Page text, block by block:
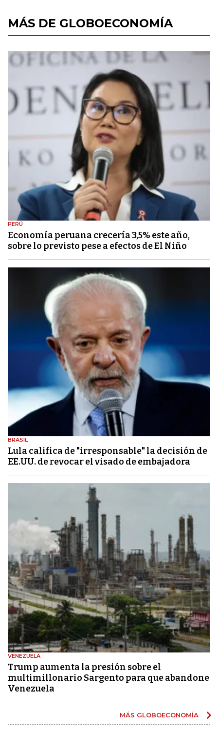
MÁS DE GLOBOECONOMÍA
PERÚ
Economía peruana crecería 3,5% este año,
sobre lo previsto pese a efectos de El Niño
BRASIL
Lula califica de "irresponsable" la decisión de
EE.UU. de revocar el visado de embajadora
VENEZUELA
Trump aumenta la presión sobre el
multimillonario Sargento para que abandone
Venezuela
MÁS GLOBOECONOMÍA